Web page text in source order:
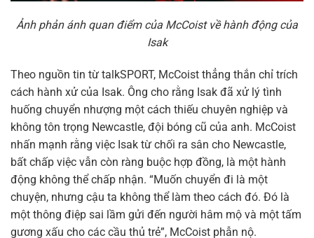
Ảnh phản ánh quan điểm của McCoist về hành động của
Isak
Theo nguồn tin từ talkSPORT, McCoist thẳng thắn chỉ trích
cách hành xử của Isak. Ông cho rằng Isak đã xử lý tình
huống chuyển nhượng một cách thiếu chuyên nghiệp và
không tôn trọng Newcastle, đội bóng cũ của anh. McCoist
nhấn mạnh rằng việc Isak từ chối ra sân cho Newcastle,
bất chấp việc vẫn còn ràng buộc hợp đồng, là một hành
động không thể chấp nhận. “Muốn chuyển đi là một
chuyện, nhưng cậu ta không thể làm theo cách đó. Đó là
một thông điệp sai lầm gửi đến người hâm mộ và một tấm
gương xấu cho các cầu thủ trẻ”, McCoist phẫn nộ.